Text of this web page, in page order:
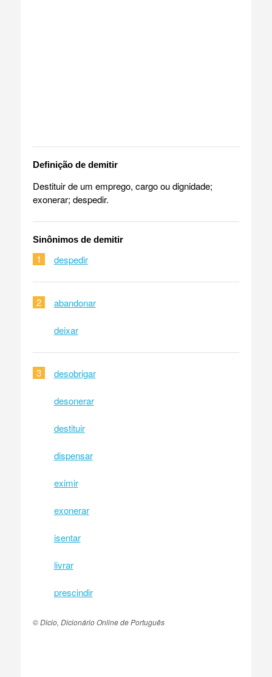
Definição de demitir
Destituir de um emprego, cargo ou dignidade;
exonerar; despedir.
Sinônimos de demitir
1 despedir
2 abandonar
deixar
3 desobrigar
desonerar
destituir
dispensar
eximir
exonerar
isentar
livrar
prescindir
© Dicio, Dicionário Online de Português